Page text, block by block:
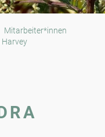
Mitarbeiter*innen